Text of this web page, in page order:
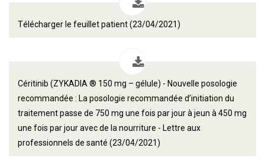
Télécharger le feuillet patient (23/04/2021)
Céritinib (ZYKADIA ® 150 mg – gélule) - Nouvelle posologie
recommandée : La posologie recommandée d’initiation du
traitement passe de 750 mg une fois par jour à jeun à 450 mg
une fois par jour avec de la nourriture - Lettre aux
professionnels de santé (23/04/2021)